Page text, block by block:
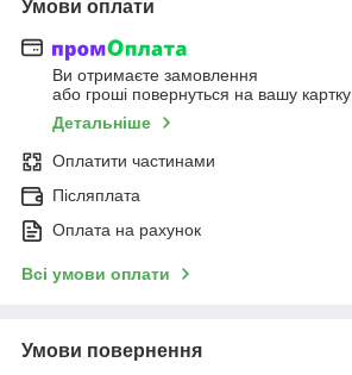
Умови оплати
Ви отримаєте замовлення
або гроші повернуться на вашу картку
Детальніше
Оплатити частинами
Післяплата
Оплата на рахунок
Всі умови оплати
Умови повернення